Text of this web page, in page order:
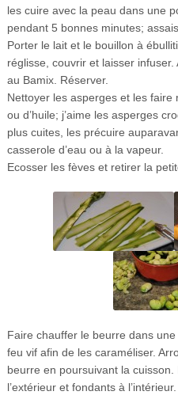
les cuire avec la peau dans une
pendant 5 bonnes minutes;
Porter le lait et le bouillon à
réglisse, couvrir et laisser
au Bamix. Réserver.
Nettoyer les asperges et les
ou d’huile; j’aime les asperges
plus cuites, les précuire
casserole d’eau ou à la vapeur.
Ecosser les fèves et retirer la
Faire chauffer le beurre dans
feu vif afin de les caraméliser.
beurre en poursuivant la
l’extérieur et fondants à l’intérieur.